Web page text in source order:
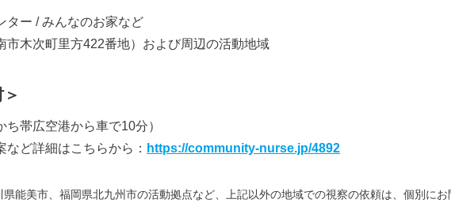
ター / みんなのお家など
市木次町里方422番地）および周辺の活動地域
帯広空港から車で10分）
ど詳細はこちらから： https://community-nurse.jp/4892
能美市、福岡県北九州市の活動拠点など、上記以外の地域での視察の依頼は、個別にお